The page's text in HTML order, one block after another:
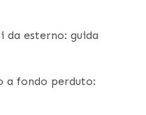
da esterno: guida
a fondo perduto: